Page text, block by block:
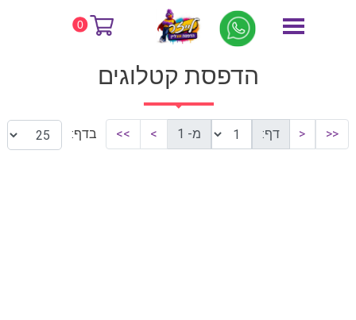
0 דף הבית הדפסת קטלוגים
הדפסת קטלוגים
<<
< דף: מ- 1 >
>> בדף: